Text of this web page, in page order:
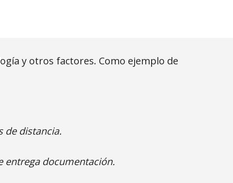
y otros factores. Como ejemplo de
de distancia.
entrega documentación.